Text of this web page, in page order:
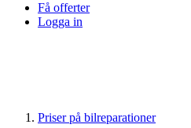
Få offerter
Logga in
Priser på bilreparationer